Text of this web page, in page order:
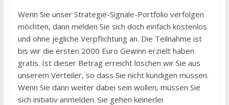
Wenn Sie unser Strategie-Signale-Portfolio verfolgen
möchten, dann melden Sie sich doch einfach kostenlos
und ohne jegliche Verpflichtung an. Die Teilnahme ist
bis wir die ersten 2000 Euro Gewinn erzielt haben
gratis. Ist dieser Betrag erreicht löschen wir Sie aus
unserem Verteiler, so dass Sie nicht kündigen müssen.
Wenn Sie dann weiter dabei sein wollen, müssen Sie
sich initiativ anmelden. Sie gehen keinerlei